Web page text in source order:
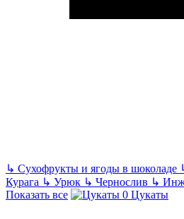
↳ Сухофрукты и ягоды в шоколаде
Курага ↳ Урюк ↳ Чернослив ↳
Показать все
Цукаты